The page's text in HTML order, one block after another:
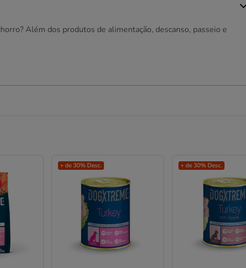
Além dos produtos de alimentação, descanso, passeio e
+ de 30% Desc. + de 30% Desc.